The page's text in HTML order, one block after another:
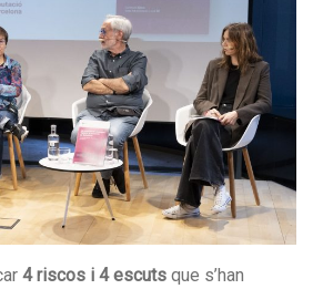
4 riscos i 4 escuts que s’han